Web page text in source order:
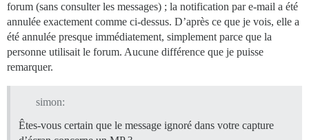
forum (sans consulter les messages) ; la notification par e-mail a été
annulée exactement comme ci-dessus. D’après ce que je vois, elle a
été annulée presque immédiatement, simplement parce que la
personne utilisait le forum. Aucune différence que je puisse
remarquer.
simon:
Êtes-vous certain que le message ignoré dans votre capture